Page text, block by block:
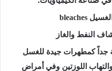
bleaches
النفط والغاز
جداً كمطهرات جيدة للغسل
اللوزتين وفي أمراض